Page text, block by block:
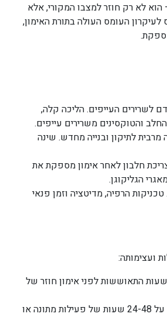
לא רק חוזר למצבו המקורי, אלא
העומס העולה בתורת האימון,
לשרירים העייפים. הליכה קלה,
והטוקסינים משרירים עייפים.
לתיקון ובנייה מחדש. שינה
חלבון לאחר אימון מספקת את
הגליקוגן.
הרפיה, מדיטציה וזמן פנאי
ועצימותה:
שרירים גדולים כמו רגליים וגב דורשים בדרך כלל 48-72 שעות התאוששות לפני אימון חוזר של
לאחר ריצה ארוכה או רכיבת אופניים ממושכת, מומלץ על 24-48 שעות של פעילות מתונה או